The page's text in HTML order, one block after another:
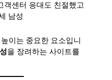
객센터 응대도 친절했고
남성
이는 중요한 요소입니
을 장려하는 사이트를